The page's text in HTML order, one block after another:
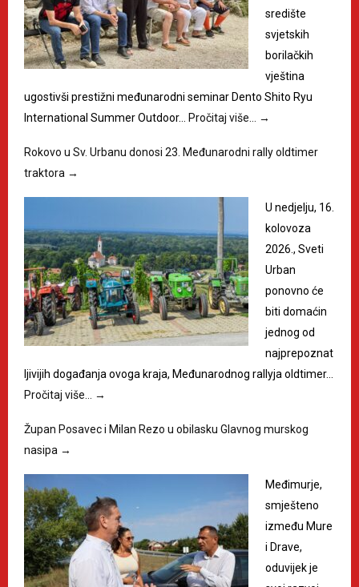
središte
svjetskih
borilačkih
vještina
ugostivši prestižni međunarodni seminar Dento Shito Ryu
International Summer Outdoor…
Pročitaj više… →
Rokovo u Sv. Urbanu donosi 23. Međunarodni rally oldtimer
traktora →
U nedjelju, 16.
kolovoza
2026., Sveti
Urban
ponovno će
biti domaćin
jednog od
najprepoznat
ljivijih događanja ovoga kraja, Međunarodnog rallyja oldtimer…
Pročitaj više…
→
Župan Posavec i Milan Rezo u obilasku Glavnog murskog
nasipa →
Međimurje,
smješteno
između Mure
i Drave,
oduvijek je